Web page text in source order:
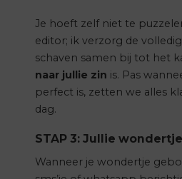
Je hoeft zelf niet te
editor; ik verzorg de
schaven samen bij tot het
naar jullie zin is. Pas
perfect is, zetten we alles
dag.
STAP 3: Jullie
Wanneer je wondertje